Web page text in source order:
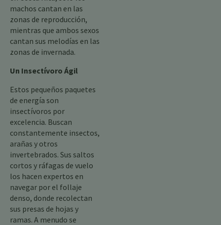
machos cantan en las
zonas de reproducción,
mientras que ambos sexos
cantan sus melodías en las
zonas de invernada.
Un Insectívoro Ágil
Estos pequeños paquetes
de energía son
insectívoros por
excelencia. Buscan
constantemente insectos,
arañas y otros
invertebrados. Sus saltos
cortos y ráfagas de vuelo
los hacen expertos en
navegar por el follaje
denso, donde recolectan
sus presas de hojas y
ramas. A menudo se